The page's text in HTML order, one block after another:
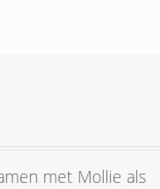
met Mollie als